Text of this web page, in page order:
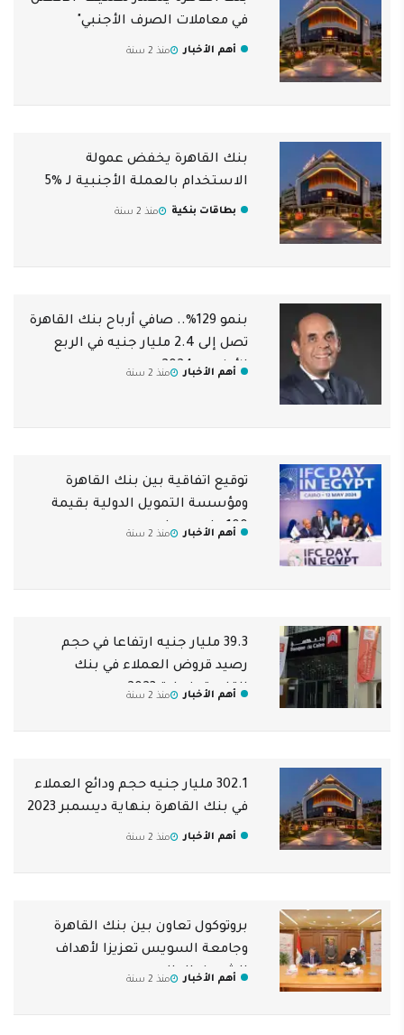
في معاملات الصرف الأجنبي"
أهم الأخبار منذ 2 سنة
بنك القاهرة يخفض عمولة
الاستخدام بالعملة الأجنبية لـ %5
بطاقات بنكية منذ 2 سنة
بنمو 129%.. صافي أرباح بنك القاهرة
تصل إلى 2.4 مليار جنيه في الربع
الأول من 2024
أهم الأخبار منذ 2 سنة
توقيع اتفاقية بين بنك القاهرة
ومؤسسة التمويل الدولية بقيمة
100 مليون دولارأهم الأخبار منذ 2 سنة
39.3 مليار جنيه ارتفاعا في حجم
رصيد قروض العملاء في بنك
القاهرة بنهاية 2023
أهم الأخبار منذ 2 سنة
302.1 مليار جنيه حجم ودائع العملاء
في بنك القاهرة بنهاية ديسمبر 2023
أهم الأخبار منذ 2 سنة
بروتوكول تعاون بين بنك القاهرة
وجامعة السويس تعزيزا لأهداف
الشمول المالي
أهم الأخبار منذ 2 سنة